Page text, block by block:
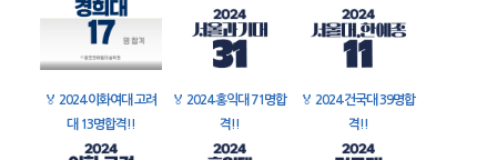
🏅 2024 이화여대 고려
대 13명합격!!
🏅 2024 홍익대 71명합
격!!
🏅 2024 건국대 39명합
격!!